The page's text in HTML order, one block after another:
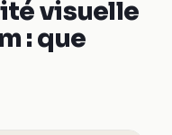
visuelle
: que